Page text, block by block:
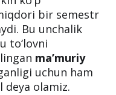
bir semestr
Bu unchalik
to‘lovni
ma’muriy
uchun ham
deya olamiz.